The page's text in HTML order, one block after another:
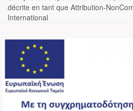
décrite en tant que Attribution-
International